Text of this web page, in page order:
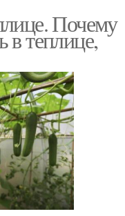
Почему
в теплице,